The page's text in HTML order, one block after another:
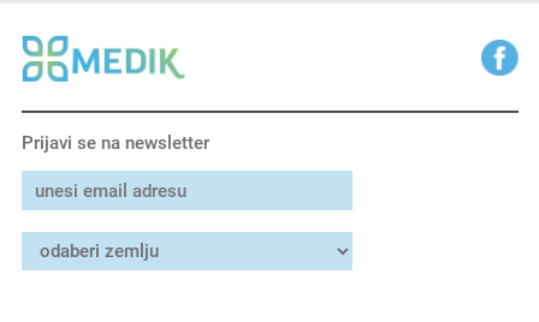
Prijavi se na newsletter